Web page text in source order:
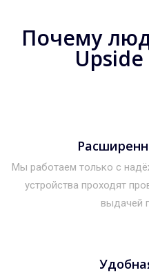
Почему
Мы работаем только с
устройства проходят
выдачей